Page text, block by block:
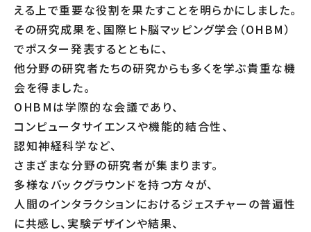
える上で重要な役割を果たすことを明らかにしました。
その研究成果を、国際ヒト脳マッピング学会（OHBM）
でポスター発表するとともに、
他分野の研究者たちの研究からも多くを学ぶ貴重な機
会を得ました。
OHBMは学際的な会議であり、
コンピュータサイエンスや機能的結合性、
認知神経科学など、
さまざまな分野の研究者が集まります。
多様なバックグラウンドを持つ方々が、
人間のインタラクションにおけるジェスチャーの普遍性
に共感し、実験デザインや結果、